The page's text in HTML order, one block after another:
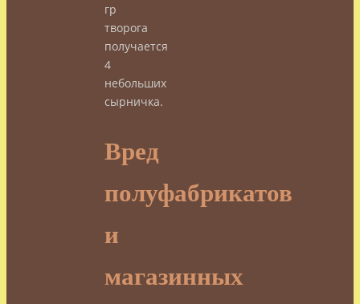
гр
творога
получается
4
небольших
сырничка.
Вред
полуфабрикатов
и
магазинных